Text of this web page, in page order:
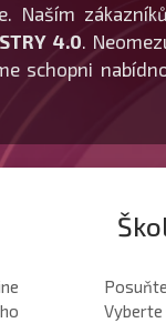
Naším
4.0 .
schopni
Vyberte